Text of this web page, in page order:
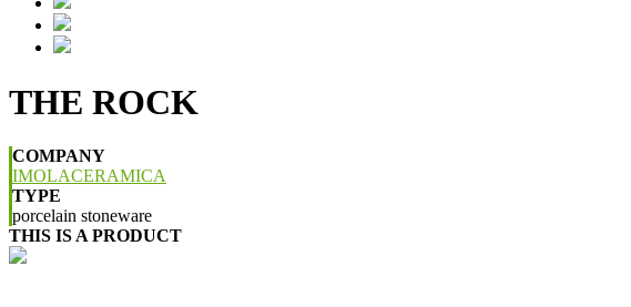
THE ROCK
COMPANY
IMOLACERAMICA
TYPE
porcelain stoneware
THIS IS A PRODUCT